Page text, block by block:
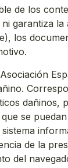
de los
garantiza
los
dañinos,
se
de la
del